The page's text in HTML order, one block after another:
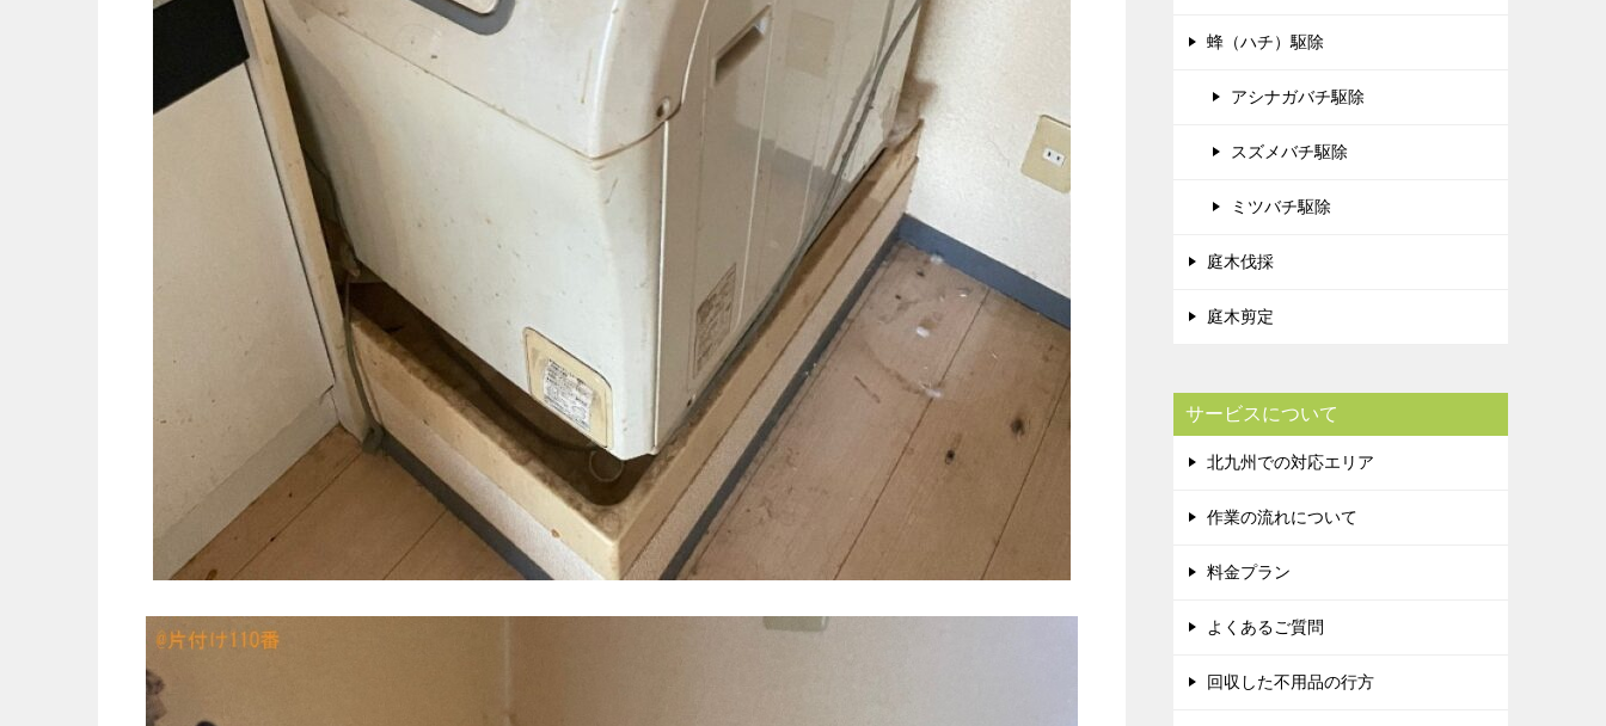
蜂（ハチ）駆除
アシナガバチ駆除
スズメバチ駆除
ミツバチ駆除
庭木伐採
庭木剪定
サービスについて
北九州での対応エリア
作業の流れについて
料金プラン
よくあるご質問
回収した不用品の行方